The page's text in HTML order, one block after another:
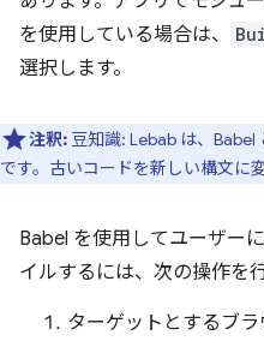
を使用している場合は、
選択します。
注釈: 豆知識: Lebab は、Babel
です。古いコードを新しい構文に
Babel を使用してユーザー
イルするには、次の操作を
ターゲットとするブラ